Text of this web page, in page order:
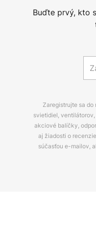
Buďte prvý, kto
Zaregistrujte sa
svietidiel,
akciové balíčky,
aj žiadosti o
súčasťou e-mailov,